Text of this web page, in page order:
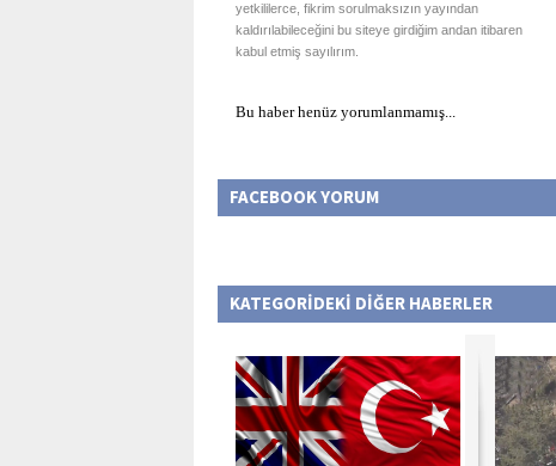
yetkililerce, fikrim sorulmaksızın yayından
kaldırılabileceğini bu siteye girdiğim andan itibaren
kabul etmiş sayılırım.
Bu haber henüz yorumlanmamış...
FACEBOOK YORUM
KATEGORİDEKİ DİĞER HABERLER